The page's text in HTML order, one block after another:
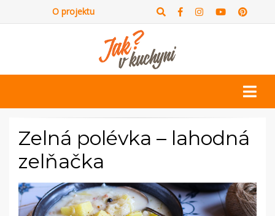
O projektu
Zelná polévka – lahodná
zelňačka